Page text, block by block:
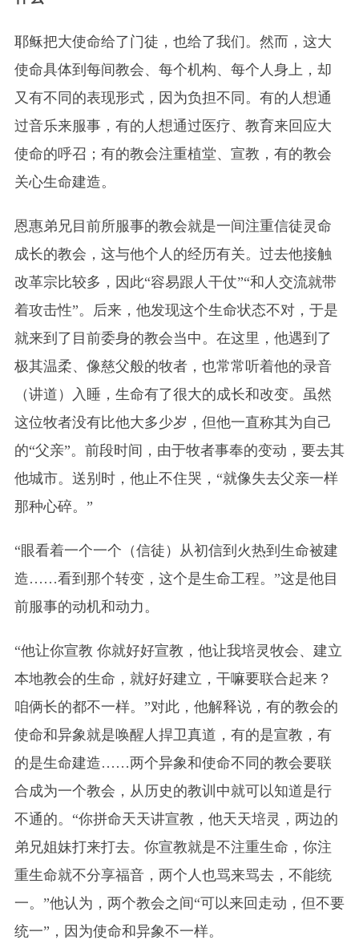
耶稣把大使命给了门徒，也给了我们。然而，这大
使命具体到每间教会、每个机构、每个人身上，却
又有不同的表现形式，因为负担不同。有的人想通
过音乐来服事，有的人想通过医疗、教育来回应大
使命的呼召；有的教会注重植堂、宣教，有的教会
关心生命建造。
恩惠弟兄目前所服事的教会就是一间注重信徒灵命
成长的教会，这与他个人的经历有关。过去他接触
改革宗比较多，因此“容易跟人干仗”“和人交流就带
着攻击性”。后来，他发现这个生命状态不对，于是
就来到了目前委身的教会当中。在这里，他遇到了
极其温柔、像慈父般的牧者，也常常听着他的录音
（讲道）入睡，生命有了很大的成长和改变。虽然
这位牧者没有比他大多少岁，但他一直称其为自己
的“父亲”。前段时间，由于牧者事奉的变动，要去其
他城市。送别时，他止不住哭，“就像失去父亲一样
那种心碎。”
“眼看着一个一个（信徒）从初信到火热到生命被建
造……看到那个转变，这个是生命工程。”这是他目
前服事的动机和动力。
“他让你宣教 你就好好宣教，他让我培灵牧会、建立
本地教会的生命，就好好建立，干嘛要联合起来？
咱俩长的都不一样。”对此，他解释说，有的教会的
使命和异象就是唤醒人捍卫真道，有的是宣教，有
的是生命建造……两个异象和使命不同的教会要联
合成为一个教会，从历史的教训中就可以知道是行
不通的。“你拼命天天讲宣教，他天天培灵，两边的
弟兄姐妹打来打去。你宣教就是不注重生命，你注
重生命就不分享福音，两个人也骂来骂去，不能统
一。”他认为，两个教会之间“可以来回走动，但不要
统一”，因为使命和异象不一样。